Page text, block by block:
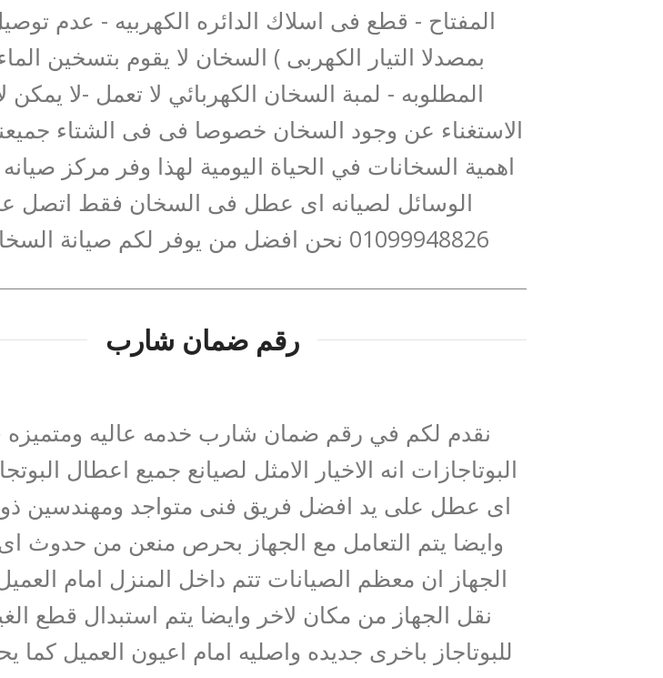
المفتاح - قطع فى اسلاك الدائره الكهربيه - عدم
بمصدلا التيار الكهربى ) السخان لا يقوم بتسخين
المطلوبه - لمبة السخان الكهربائي لا تعمل -لا يمكن
الاستغناء عن وجود السخان خصوصا فى فى الشتاء
اهمية السخانات في الحياة اليومية لهذا وفر مركز
الوسائل لصيانه اى عطل فى السخان فقط اتصل
01099948826 نحن افضل من يوفر لكم صيانة السخان كهرباء
رقم ضمان شارب
نقدم لكم في رقم ضمان شارب خدمه عاليه ومتميزه
البوتاجازات انه الاخيار الامثل لصيانع جميع اعطال
اى عطل على يد افضل فريق فنى متواجد ومهندسين ذو
وايضا يتم التعامل مع الجهاز بحرص منعن من
الجهاز ان معظم الصيانات تتم داخل المنزل امام
نقل الجهاز من مكان لاخر وايضا يتم استبدال قطع
للبوتاجاز باخرى جديده واصليه امام اعيون العميل كما